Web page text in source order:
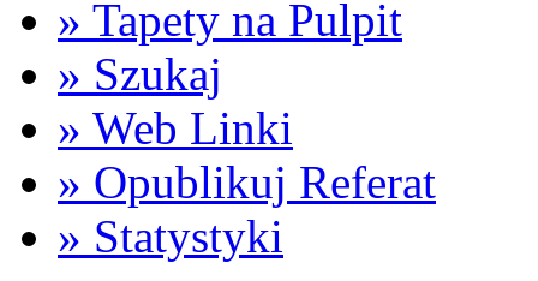
» Tapety na Pulpit
» Szukaj
» Web Linki
» Opublikuj Referat
» Statystyki